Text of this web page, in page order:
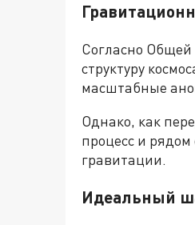
Согласно
структуру
масштабные
Однако, как
процесс и
гравитации.
Идеальный